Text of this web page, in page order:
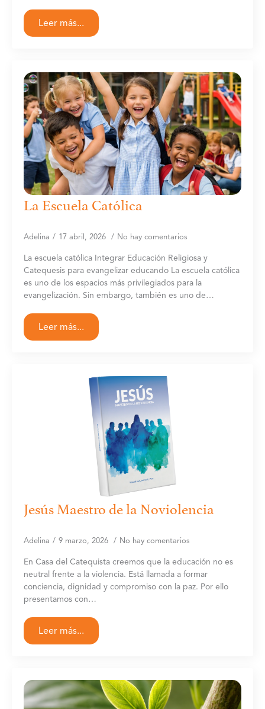
Leer más...
La Escuela Católica
Adelina 17 abril, 2026 No hay comentarios
La escuela católica Integrar Educación Religiosa y
Catequesis para evangelizar educando La escuela católica
es uno de los espacios más privilegiados para la
evangelización. Sin embargo, también es uno de…
Leer más...
Jesús Maestro de la Noviolencia
Adelina 9 marzo, 2026 No hay comentarios
En Casa del Catequista creemos que la educación no es
neutral frente a la violencia. Está llamada a formar
conciencia, dignidad y compromiso con la paz. Por ello
presentamos con…
Leer más...